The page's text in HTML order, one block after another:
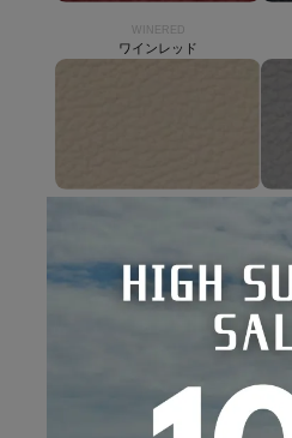
WINERED
ワインレッド
LIGHTGRAY
ライトグレー